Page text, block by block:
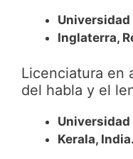
Inglaterra,
Licenciatura en
del habla y el
Universidad
Kerala, India.